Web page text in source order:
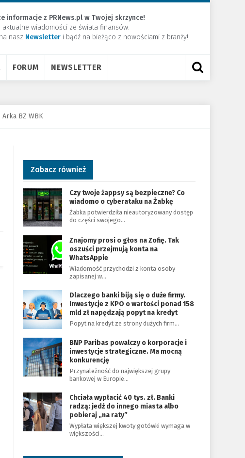
informacje z PRNews.pl w Twojej skrzynce!
aktualne wiadomości ze świata finansów.
nasz Newsletter ​i bądź na bieżąco z nowościami z branży!
FORUM NEWSLETTER
BZ WBK
Zobacz również
Czy twoje żappsy są bezpieczne? Co
wiadomo o cyberataku na Żabkę
Żabka potwierdziła nieautoryzowany dostęp
do części swojego…
Znajomy prosi o głos na Zofię. Tak
oszuści przejmują konta na
WhatsAppie
Wiadomość przychodzi z konta osoby
zapisanej w…
Dlaczego banki biją się o duże firmy.
Inwestycje z KPO o wartości ponad 158
mld zł napędzają popyt na kredyt
Popyt na kredyt ze strony dużych firm…
BNP Paribas powalczy o korporacje i
inwestycje strategiczne. Ma mocną
konkurencję
Przynależność do największej grupy
bankowej w Europie…
Chciała wypłacić 40 tys. zł. Banki
radzą: jedź do innego miasta albo
pobieraj „na raty”
Wypłata większej kwoty gotówki wymaga w
większości…